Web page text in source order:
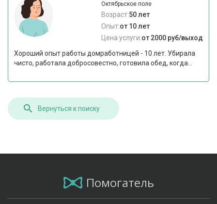
Октябрьское поле
Возраст:50 лет
Опыт:от 10 лет
Цена услуги:от 2000 руб/выход
Хороший опыт работы домработницей - 10 лет. Убирала
чисто, работала добросовестно, готовила обед, когда...
Вернуться к поиску
Помогатель